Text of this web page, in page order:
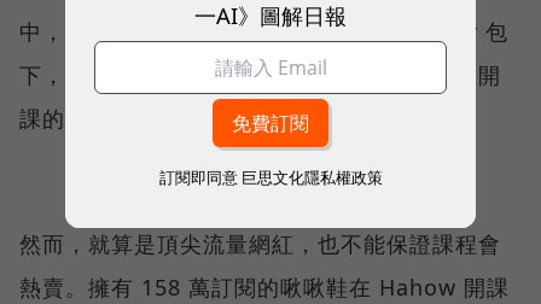
中，熱銷前 3 名課程全由百萬訂閱 Youtuber 包
下，且售出人數遠超過其他的平台講師，網紅開
課的流量變現效果，確實驚人。
然而，就算是頂尖流量網紅，也不能保證課程會
熱賣。擁有 158 萬訂閱的啾啾鞋在 Hahow 開課
一AI》圖解日報
訂閱即同意 巨思文化隱私權政策